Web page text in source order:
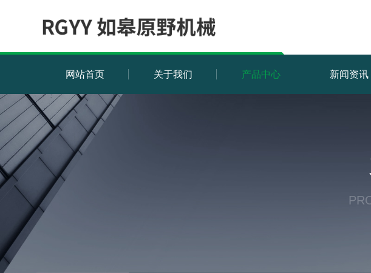
网站首页 关于我们 产品中心 新闻资讯